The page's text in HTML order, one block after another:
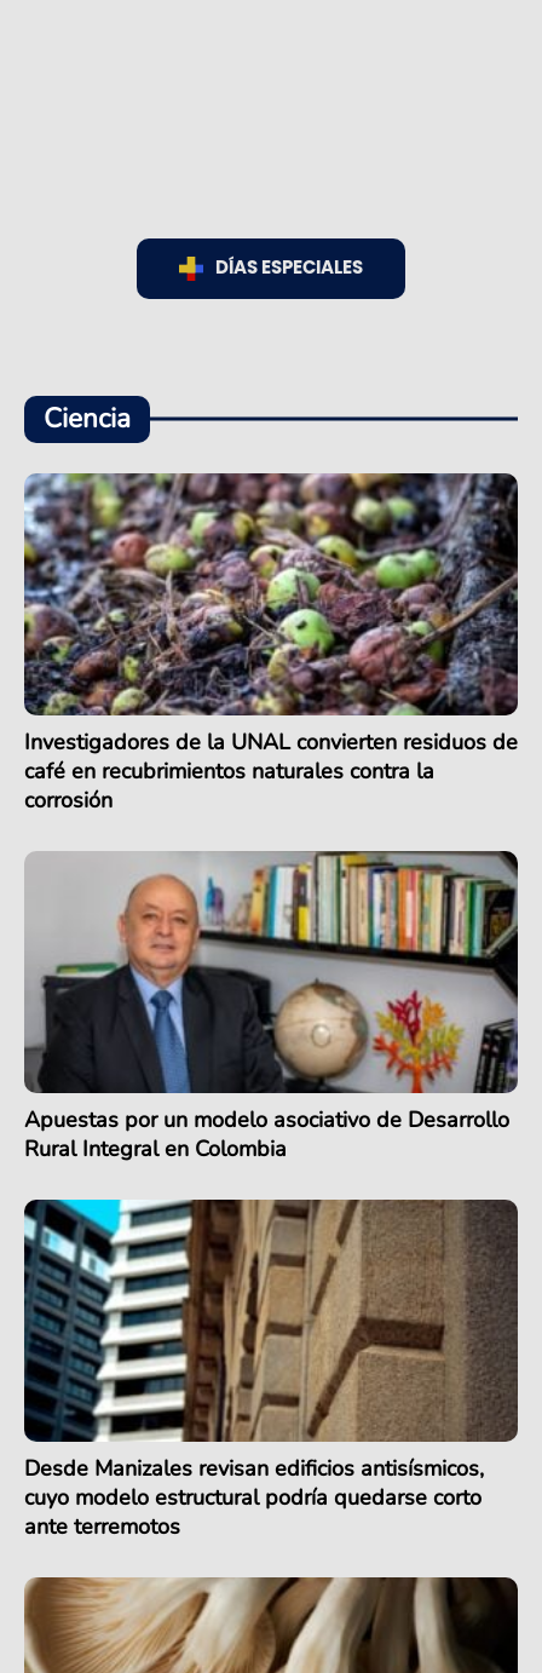
DÍAS ESPECIALES
Ciencia
Investigadores de la UNAL convierten residuos de
café en recubrimientos naturales contra la
corrosión
Apuestas por un modelo asociativo de Desarrollo
Rural Integral en Colombia
Desde Manizales revisan edificios antisísmicos,
cuyo modelo estructural podría quedarse corto
ante terremotos